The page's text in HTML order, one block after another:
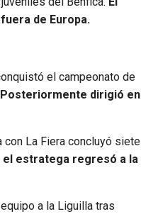
de Europa.
el campeonato de
Posteriormente dirigió en
con La Fiera concluyó siete
el estratega regresó a la
a la Liguilla tras